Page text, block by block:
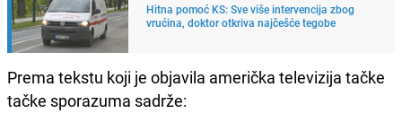
Hitna pomoć KS: Sve više intervencija zbog
vrućina, doktor otkriva najčešće tegobe
Prema tekstu koji je objavila američka televizija tačke
tačke sporazuma sadrže: